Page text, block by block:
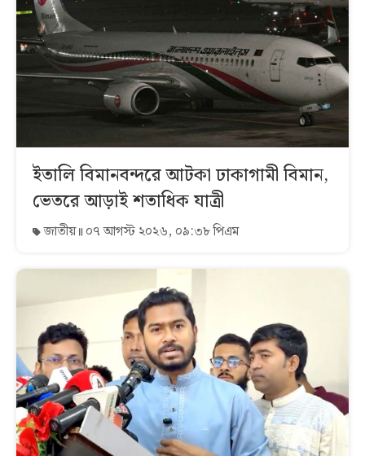
ইতালি বিমানবন্দরে আটকা ঢাকাগামী বিমান,
ভেতরে আড়াই শতাধিক যাত্রী
জাতীয় ০৭ আগস্ট ২০২৬, ০৯:৩৮ পিএম